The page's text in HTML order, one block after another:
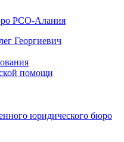
РСО-Алания
Георгиевич
помощи
юридического бюро